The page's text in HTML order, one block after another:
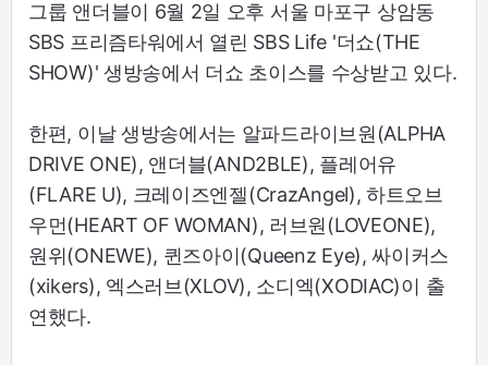
그룹 앤더블이 6월 2일 오후 서울 마포구 상암동
SBS 프리즘타워에서 열린 SBS Life '더쇼(THE
SHOW)' 생방송에서 더쇼 초이스를 수상받고 있다.
한편, 이날 생방송에서는 알파드라이브원(ALPHA
DRIVE ONE), 앤더블(AND2BLE), 플레어유
(FLARE U), 크레이즈엔젤(CrazAngel), 하트오브
우먼(HEART OF WOMAN), 러브원(LOVEONE),
원위(ONEWE), 퀸즈아이(Queenz Eye), 싸이커스
(xikers), 엑스러브(XLOV), 소디엑(XODIAC)이 출
연했다.